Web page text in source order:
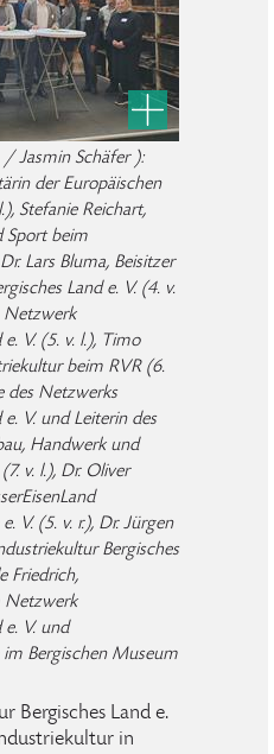
Jasmin Schäfer ):
der Europäischen
Stefanie Reichart,
Sport beim
Lars Bluma, Beisitzer
Land e. V. (4. v.
Netzwerk
V. (5. v. l.), Timo
beim RVR (6.
des Netzwerks
V. und Leiterin des
Handwerk und
v. l.), Dr. Oliver
V. (5. v. r.), Dr. Jürgen
Bergisches
Friedrich,
Netzwerk
V. und
Bergischen Museum
Bergisches Land e.
in